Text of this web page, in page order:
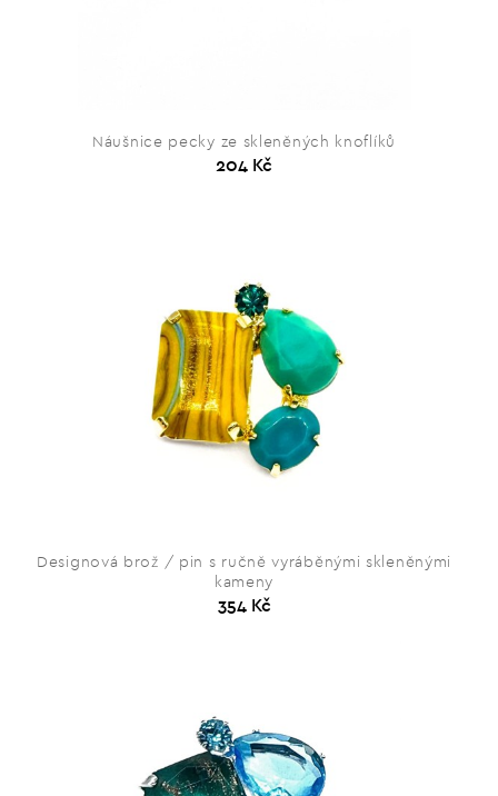
Náušnice pecky ze skleněných knoflíků
204 Kč
Designová brož / pin s ručně vyráběnými skleněnými
kameny
354 Kč